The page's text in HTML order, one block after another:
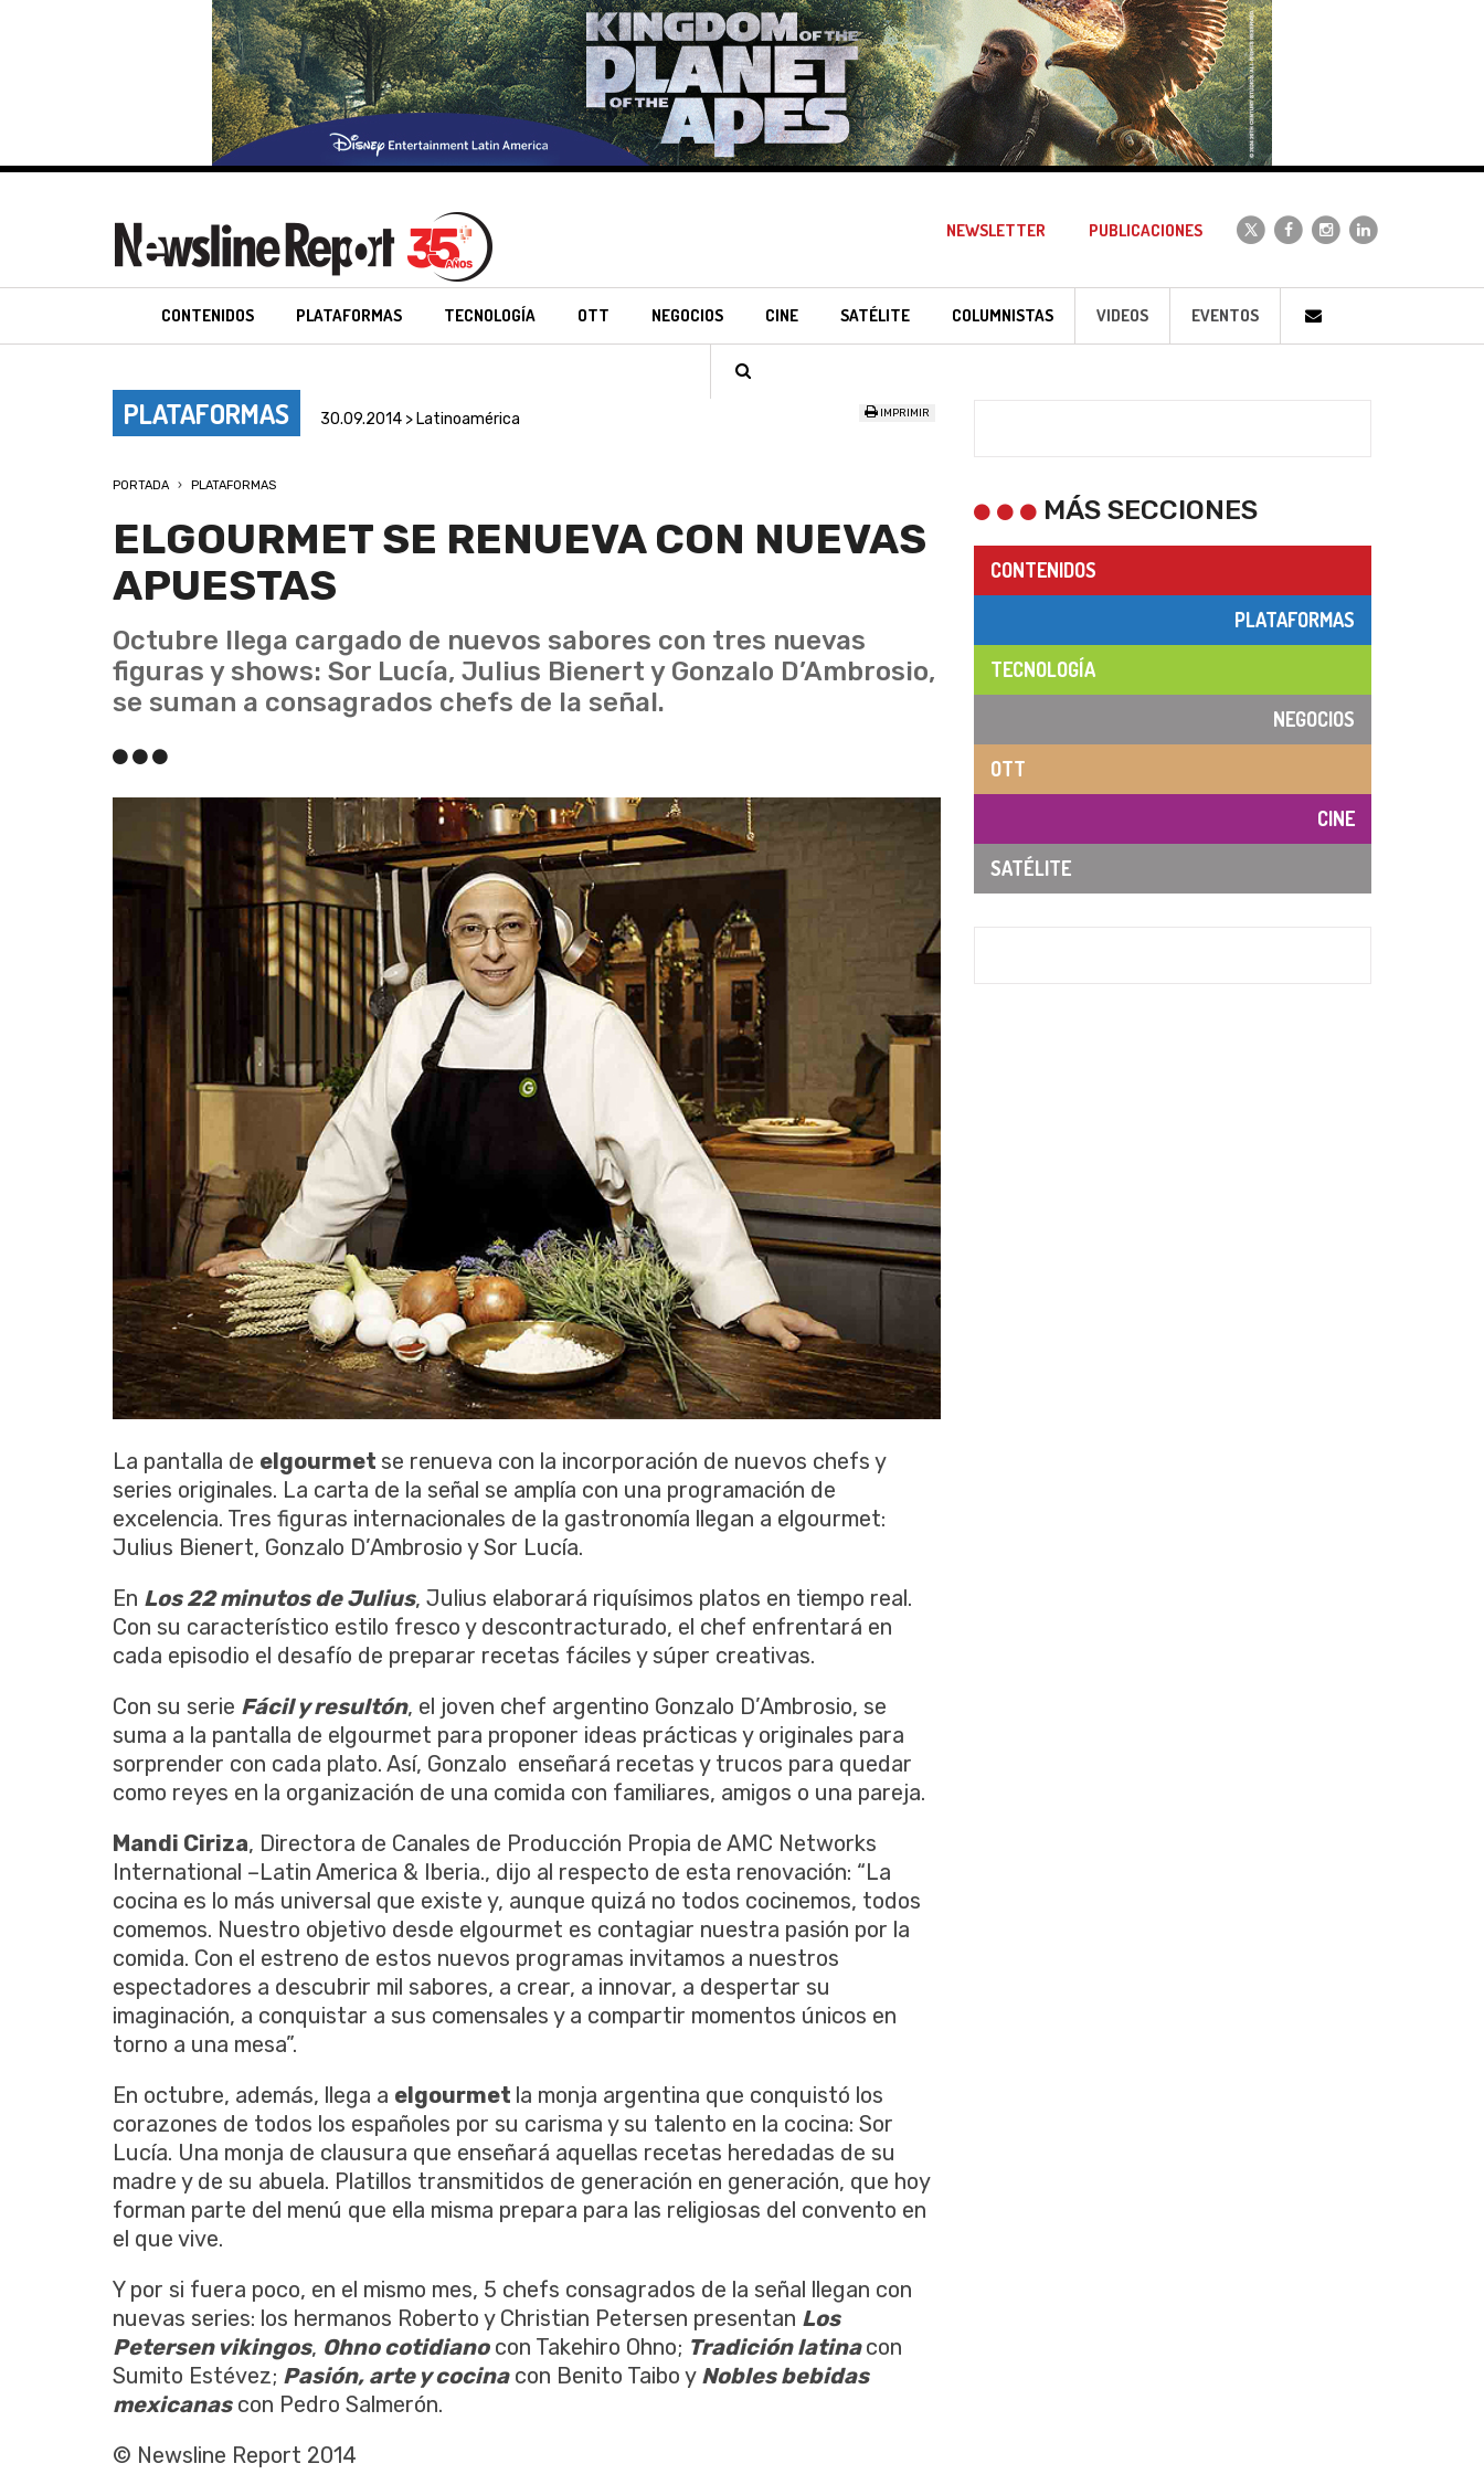
NEWSLETTER PUBLICACIONES
CONTENIDOS PLATAFORMAS TECNOLOGÍA OTT NEGOCIOS CINE SATÉLITE COLUMNISTAS VIDEOS EVENTOS
PLATAFORMAS 30.09.2014 > Latinoamérica IMPRIMIR
PORTADA PLATAFORMAS
ELGOURMET SE RENUEVA CON NUEVAS
APUESTAS
Octubre llega cargado de nuevos sabores con tres nuevas
figuras y shows: Sor Lucía, Julius Bienert y Gonzalo D’Ambrosio,
se suman a consagrados chefs de la señal.
La pantalla de elgourmet se renueva con la incorporación de nuevos chefs y
series originales. La carta de la señal se amplía con una programación de
excelencia. Tres figuras internacionales de la gastronomía llegan a elgourmet:
Julius Bienert, Gonzalo D’Ambrosio y Sor Lucía.
En Los 22 minutos de Julius, Julius elaborará riquísimos platos en tiempo real.
Con su característico estilo fresco y descontracturado, el chef enfrentará en
cada episodio el desafío de preparar recetas fáciles y súper creativas.
Con su serie Fácil y resultón, el joven chef argentino Gonzalo D’Ambrosio, se
suma a la pantalla de elgourmet para proponer ideas prácticas y originales para
sorprender con cada plato. Así, Gonzalo enseñará recetas y trucos para quedar
como reyes en la organización de una comida con familiares, amigos o una pareja.
Mandi Ciriza, Directora de Canales de Producción Propia de AMC Networks
International –Latin America & Iberia., dijo al respecto de esta renovación: “La
cocina es lo más universal que existe y, aunque quizá no todos cocinemos, todos
comemos. Nuestro objetivo desde elgourmet es contagiar nuestra pasión por la
comida. Con el estreno de estos nuevos programas invitamos a nuestros
espectadores a descubrir mil sabores, a crear, a innovar, a despertar su
imaginación, a conquistar a sus comensales y a compartir momentos únicos en
torno a una mesa”.
En octubre, además, llega a elgourmet la monja argentina que conquistó los
corazones de todos los españoles por su carisma y su talento en la cocina: Sor
Lucía. Una monja de clausura que enseñará aquellas recetas heredadas de su
madre y de su abuela. Platillos transmitidos de generación en generación, que hoy
forman parte del menú que ella misma prepara para las religiosas del convento en
el que vive.
Y por si fuera poco, en el mismo mes, 5 chefs consagrados de la señal llegan con
nuevas series: los hermanos Roberto y Christian Petersen presentan Los
Petersen vikingos, Ohno cotidianocon Takehiro Ohno; Tradición latinacon
Sumito Estévez; Pasión, arte y cocinacon Benito Taibo y Nobles bebidas
mexicanascon Pedro Salmerón.
© Newsline Report 2014
MÁS SECCIONES
CONTENIDOS
PLATAFORMAS
TECNOLOGÍA
NEGOCIOS
OTT
CINE
SATÉLITE